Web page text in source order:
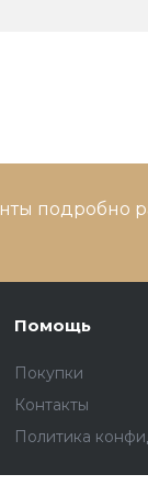
подробно
Помощь
Покупки
Контакты
Политика